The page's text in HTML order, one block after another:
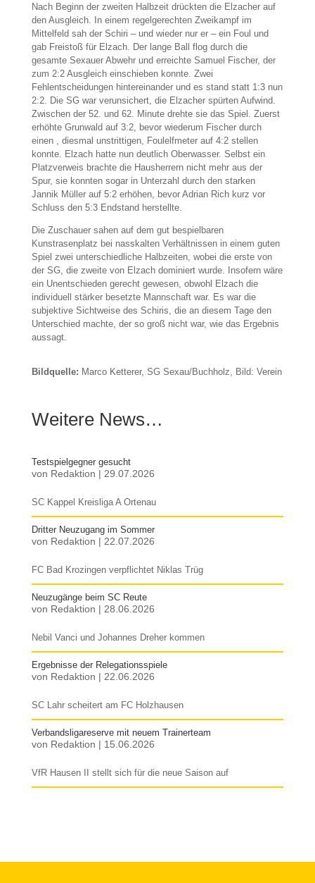
Nach Beginn der zweiten Halbzeit drückten die Elzacher auf
den Ausgleich. In einem regelgerechten Zweikampf im
Mittelfeld sah der Schiri – und wieder nur er – ein Foul und
gab Freistoß für Elzach. Der lange Ball flog durch die
gesamte Sexauer Abwehr und erreichte Samuel Fischer, der
zum 2:2 Ausgleich einschieben konnte. Zwei
Fehlentscheidungen hintereinander und es stand statt 1:3 nun
2:2. Die SG war verunsichert, die Elzacher spürten Aufwind.
Zwischen der 52. und 62. Minute drehte sie das Spiel. Zuerst
erhöhte Grunwald auf 3:2, bevor wiederum Fischer durch
einen , diesmal unstrittigen, Foulelfmeter auf 4:2 stellen
konnte. Elzach hatte nun deutlich Oberwasser. Selbst ein
Platzverweis brachte die Hausherrern nicht mehr aus der
Spur, sie konnten sogar in Unterzahl durch den starken
Jannik Müller auf 5:2 erhöhen, bevor Adrian Rich kurz vor
Schluss den 5:3 Endstand herstellte.
Die Zuschauer sahen auf dem gut bespielbaren
Kunstrasenplatz bei nasskalten Verhältnissen in einem guten
Spiel zwei unterschiedliche Halbzeiten, wobei die erste von
der SG, die zweite von Elzach dominiert wurde. Insofern wäre
ein Unentschieden gerecht gewesen, obwohl Elzach die
individuell stärker besetzte Mannschaft war. Es war die
subjektive Sichtweise des Schiris, die an diesem Tage den
Unterschied machte, der so groß nicht war, wie das Ergebnis
aussagt.
Bildquelle: Marco Ketterer, SG Sexau/Buchholz, Bild: Verein
Weitere News…
Testspielgegner gesucht
von Redaktion | 29.07.2026
SC Kappel Kreisliga A Ortenau
Dritter Neuzugang im Sommer
von Redaktion | 22.07.2026
FC Bad Krozingen verpflichtet Niklas Trüg
Neuzugänge beim SC Reute
von Redaktion | 28.06.2026
Nebil Vanci und Johannes Dreher kommen
Ergebnisse der Relegationsspiele
von Redaktion | 22.06.2026
SC Lahr scheitert am FC Holzhausen
Verbandsligareserve mit neuem Trainerteam
von Redaktion | 15.06.2026
VfR Hausen II stellt sich für die neue Saison auf